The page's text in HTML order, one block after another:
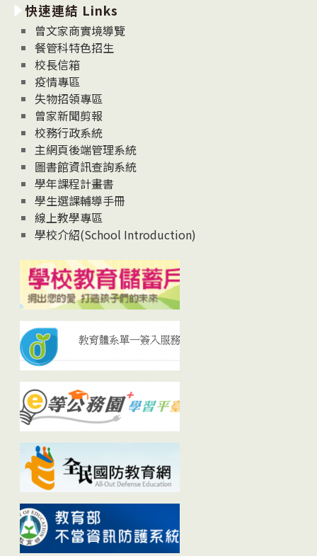
消
息
News
快速連結 Links
曾文家商實境導覽
餐管科特色招生
校長信箱
疫情專區
失物招領專區
曾家新聞剪報
校務行政系統
主網頁後端管理系統
圖書館資訊查詢系統
學年課程計畫書
學生選課輔導手冊
線上教學專區
學校介紹(School Introduction)